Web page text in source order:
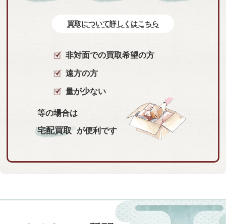
買取について詳しくはこちら
非対面での買取希望の方
遠方の方
量が少ない
等の場合は
宅配買取 が便利です